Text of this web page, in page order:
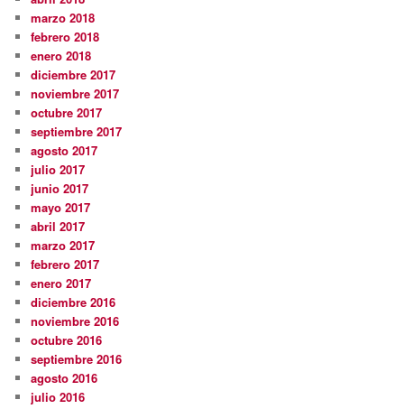
marzo 2018
febrero 2018
enero 2018
diciembre 2017
noviembre 2017
octubre 2017
septiembre 2017
agosto 2017
julio 2017
junio 2017
mayo 2017
abril 2017
marzo 2017
febrero 2017
enero 2017
diciembre 2016
noviembre 2016
octubre 2016
septiembre 2016
agosto 2016
julio 2016